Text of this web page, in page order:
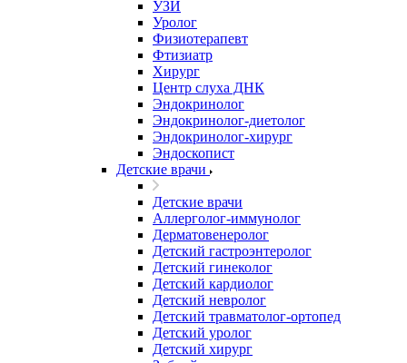
УЗИ
Уролог
Физиотерапевт
Фтизиатр
Хирург
Центр слуха ДНК
Эндокринолог
Эндокринолог-диетолог
Эндокринолог-хирург
Эндоскопист
Детские врачи
Детские врачи
Аллерголог-иммунолог
Дерматовенеролог
Детский гастроэнтеролог
Детский гинеколог
Детский кардиолог
Детский невролог
Детский травматолог-ортопед
Детский уролог
Детский хирург